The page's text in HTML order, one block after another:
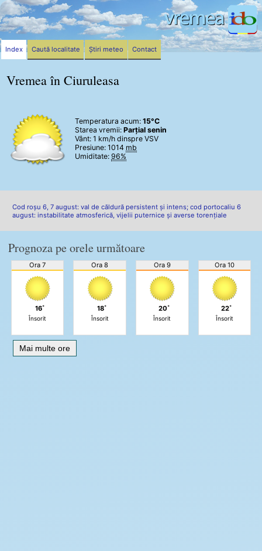
Vremea în Ciuruleasa
Temperatura acum: 15°C
Starea vremii: Parțial senin
Vânt: 1 km/h dinspre VSV
Presiune: 1014 mb
Umiditate: 96%
Cod roșu 6, 7 august: val de căldură persistent și intens; cod portocaliu 6
august: instabilitate atmosferică, vijelii puternice și averse torențiale
Prognoza pe orele următoare
Ora 7
16˚
Însorit
Ora 8
18˚
Însorit
Ora 9
20˚
Însorit
Ora 10
22˚
Însorit
Mai multe ore
Index Caută localitate Știri meteo Contact